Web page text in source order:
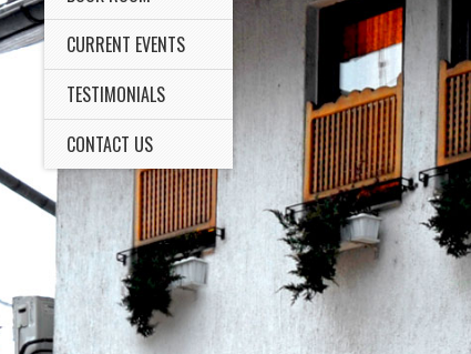
CURRENT EVENTS
TESTIMONIALS
CONTACT US